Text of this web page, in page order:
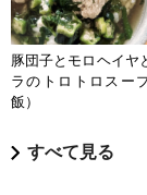
豚団子とモロヘイヤ
ラのトロトロスー
飯）
すべて見る